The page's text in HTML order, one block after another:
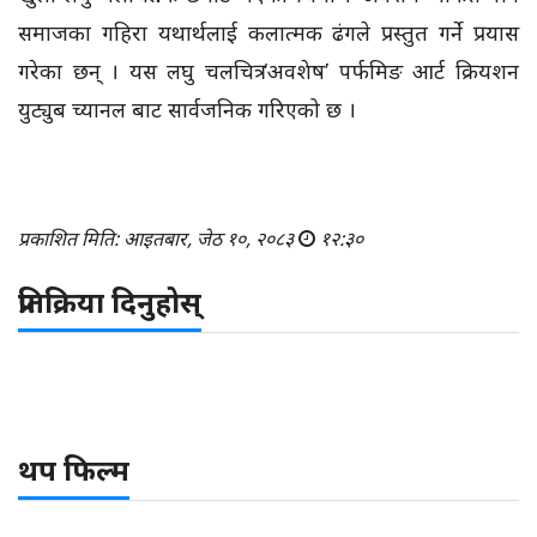
समाजका गहिरा यथार्थलाई कलात्मक ढंगले प्रस्तुत गर्ने प्रयास
गरेका छन् । यस लघु चलचित्र ‘अवशेष’ पर्फमिङ आर्ट क्रियशन
युट्युब च्यानल बाट सार्वजनिक गरिएको छ ।
प्रकाशित मिति: आइतबार, जेठ १०, २०८३ १२:३०
प्रतिक्रिया दिनुहोस्
थप फिल्म